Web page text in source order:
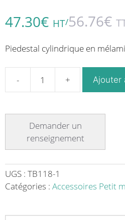
47.30€ HT/56.76€
Piedestal cylindrique en
quantité
cylindrique
en
mélamine
Ø
Ajouter
UGS : TB118-1
Catégories : Accessoires Petit